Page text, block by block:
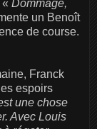
Dommage,
un Benoît
de course.
Franck
espoirs
une chose
Avec Louis